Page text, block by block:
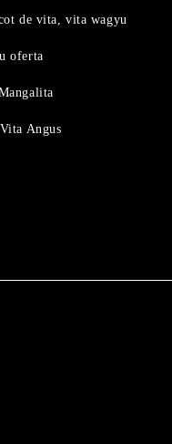
de vita, vita wagyu
oferta
Angus